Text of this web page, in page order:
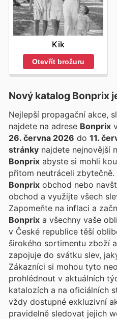
Kik
Otevřít brožuru
Nový katalog Bonprix
Nejlepší propagační akce,
najdete na adrese Bonprix
26. června 2026 do 11.
stránky najdete nejnovější
Bonprix abyste si mohli
přitom neutráceli
Bonprix obchod nebo
obchod a využijte všech
Zapomeňte na inflaci a
Bonprix a všechny vaše oblíbené
v České republice těší
širokého sortimentu zboží
zapojuje do svátku slev,
Zákazníci si mohou tyto
prohlédnout v aktuálních
katalozích a na oficiálních
vždy dostupné exkluzivní
pravidelně sledovat jejich